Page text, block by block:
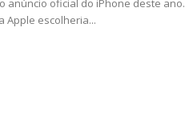
anúncio oficial do iPhone deste ano.
Apple escolheria...